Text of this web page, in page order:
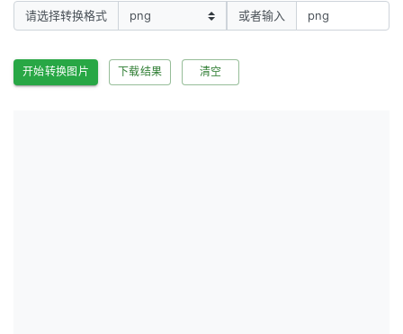
请选择转换格式 或者输入
开始转换图片 下载结果 清空